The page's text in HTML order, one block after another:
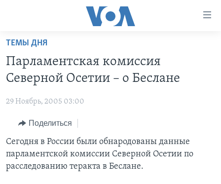
Перейти
основной
контент
Перейти
навигации
Перейти
поиск
ПРОГРАММЫ
НОВОСТИ ЗА МИНУТУ
ИТОГИ
ПОЧЕМУ ЭТО ВАЖНО?
ПРОЕКТЫ
УЧИМ АНГЛИЙСКИЙ
НАША АМЕРИКАНСКАЯ ИСТОРИЯ
А КАК В АМЕРИКЕ?
ЭКСПЕРТИЗА
ИНТЕРВЬЮ
ФАКТЫ ПРОТИВ ФЕЙКОВ
ЗА СВОБОДУ ПРЕССЫ
ТЕМЫ ДНЯ
Парламентская комиссия
Северной Осетии – о Беслане
29 Ноябрь, 2005 03:00
Поделиться
Сегодня в России были обнародованы данные
парламентской комиссии Северной Осетии по
расследованию теракта в Беслане.